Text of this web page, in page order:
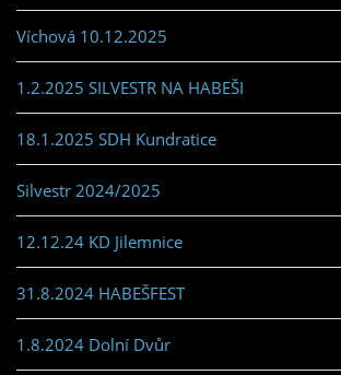
Víchová 10.12.2025
1.2.2025 SILVESTR NA HABEŠI
18.1.2025 SDH Kundratice
Silvestr 2024/2025
12.12.24 KD Jilemnice
31.8.2024 HABEŠFEST
1.8.2024 Dolní Dvůr